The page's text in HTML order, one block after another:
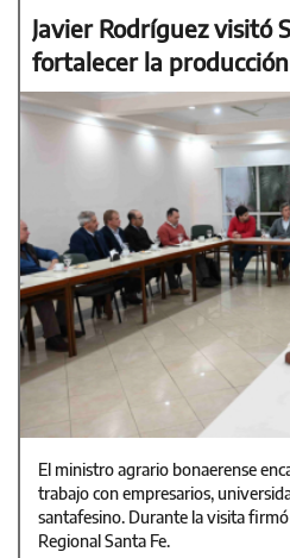
Javier Rodríguez visitó
fortalecer la
El ministro agrario bonaerense
trabajo con empresarios,
santafesino. Durante la visita
Regional Santa Fe.